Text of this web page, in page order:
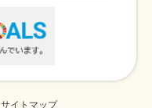
サイトマップ